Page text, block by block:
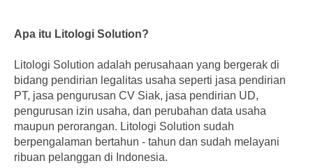
Apa itu Litologi Solution?
Litologi Solution adalah perusahaan yang bergerak di
bidang pendirian legalitas usaha seperti jasa pendirian
PT, jasa pengurusan CV Siak, jasa pendirian UD,
pengurusan izin usaha, dan perubahan data usaha
maupun perorangan. Litologi Solution sudah
berpengalaman bertahun - tahun dan sudah melayani
ribuan pelanggan di Indonesia.